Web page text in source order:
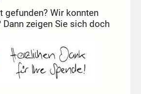
gefunden? Wir konnten
Dann zeigen Sie sich doch